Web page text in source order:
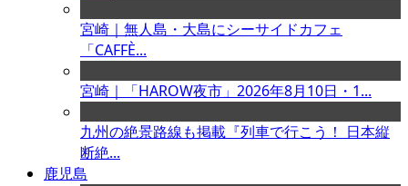
宮崎｜無人島・大島にシーサイドカフェ
「CAFFÈ...
宮崎｜「HAROW夜市」2026年8月10日・1...
九州の絶景路線も掲載『列車で行こう！ 日本縦
断絶...
鹿児島